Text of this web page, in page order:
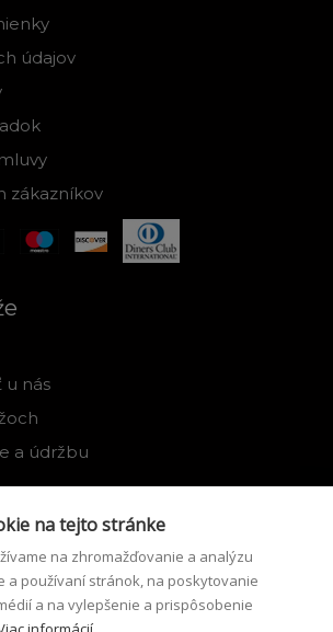
údajov
zákazníkov
u nás
a údržbu
na tejto stránke
na zhromažďovanie a analýzu
a používaní stránok, na poskytovanie
a na vylepšenie a prispôsobenie